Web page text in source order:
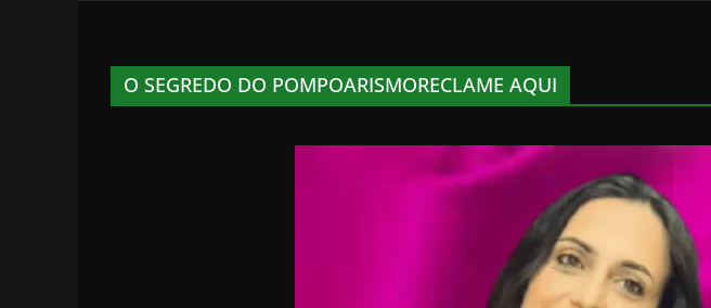
O SEGREDO DO POMPOARISMORECLAME AQUI